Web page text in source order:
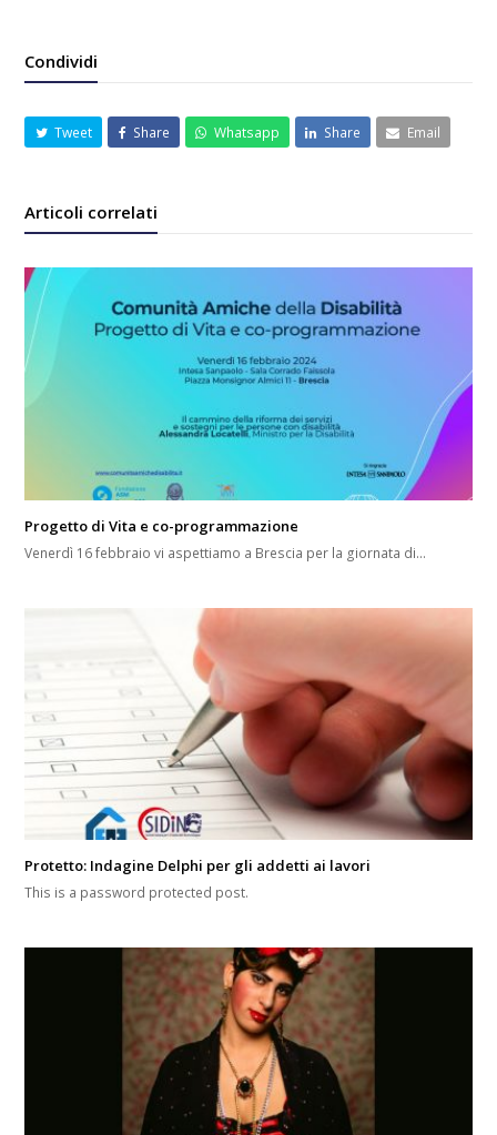
Condividi
Tweet Share Whatsapp Share Email
Articoli correlati
Progetto di Vita e co-programmazione
Venerdì 16 febbraio vi aspettiamo a Brescia per la giornata di…
Protetto: Indagine Delphi per gli addetti ai lavori
This is a password protected post.